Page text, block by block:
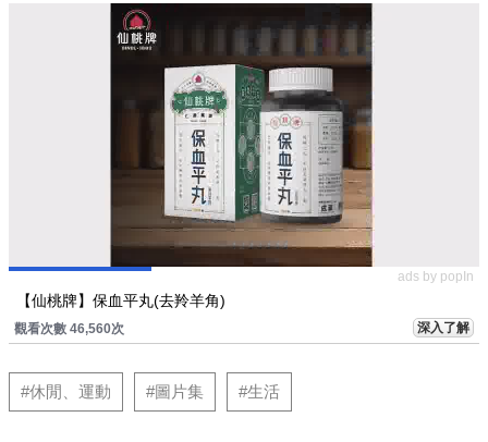
ads by popIn
【仙桃牌】保血平丸(去羚羊角)
觀看次數 46,560次 深入了解
#休閒、運動 #圖片集 #生活